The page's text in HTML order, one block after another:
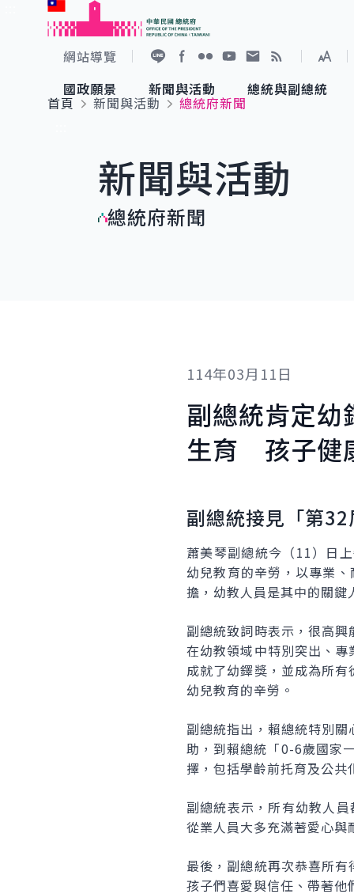
跳到主要內容
網站導覽
展開
國政願景
國家氣候變遷對策委員會
重要談話
新聞與活動
總統府新聞
影音頻道
總統與副總統
賴清德總統
參觀資訊
首頁 新聞與活動
總統府新聞
新聞與活動
總統府新聞
114年03月11日
副總統肯定
生育 孩子健
副總統接見「第32
蕭美琴副總統今（11）日
幼兒教育的辛勞，以專業
擔，幼教人員是其中的關
副總統致詞時表示，很高
在幼教領域中特別突出、
成就了幼鐸獎，並成為所
幼兒教育的辛勞。
副總統指出，賴總統特別
助，到賴總統「0-6歲國家
擇，包括學齡前托育及公
副總統表示，所有幼教人
從業人員大多充滿著愛心
最後，副總統再次恭喜所
孩子們喜愛與信任、帶著